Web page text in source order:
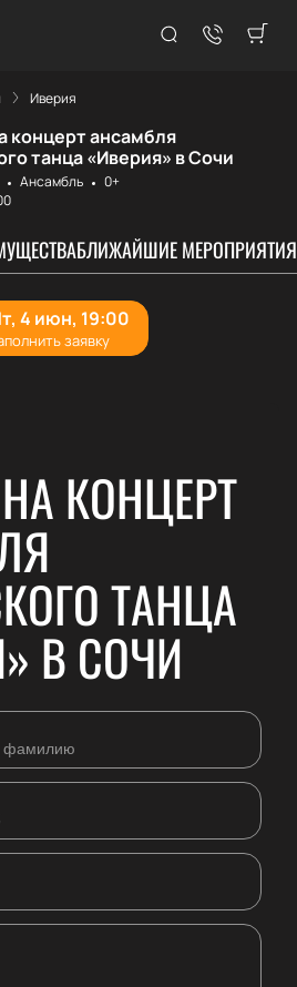
Иверия
концерт ансамбля
танца «Иверия» в Сочи
Ансамбль
0+
БЛИЖАЙШИЕ МЕРОПРИЯТИЯ
КОНЦЕРТ
ТАНЦА
В СОЧИ